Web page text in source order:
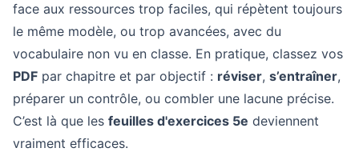
face aux ressources trop faciles, qui répètent toujours
le même modèle, ou trop avancées, avec du
vocabulaire non vu en classe. En pratique, classez vos
PDF par chapitre et par objectif : réviser, s’entraîner,
préparer un contrôle, ou combler une lacune précise.
C’est là que les feuilles d'exercices 5e deviennent
vraiment efficaces.